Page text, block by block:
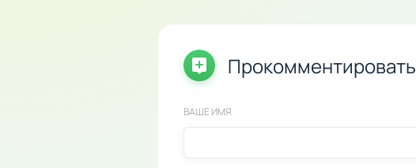
Прокомментировать
ВАШЕ ИМЯ